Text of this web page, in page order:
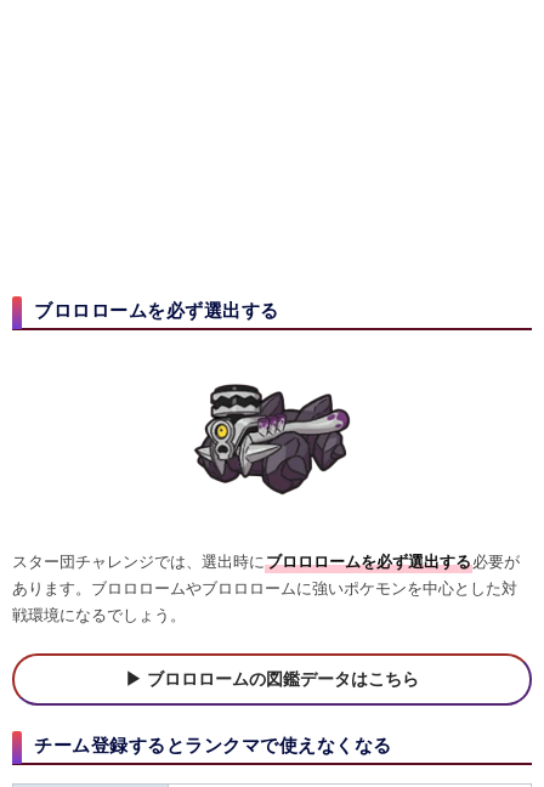
ブロロロームを必ず選出する
スター団チャレンジでは、選出時にブロロロームを必ず選出する必要が
あります。ブロロロームやブロロロームに強いポケモンを中心とした対
戦環境になるでしょう。
ブロロロームの図鑑データはこちら
チーム登録するとランクマで使えなくなる